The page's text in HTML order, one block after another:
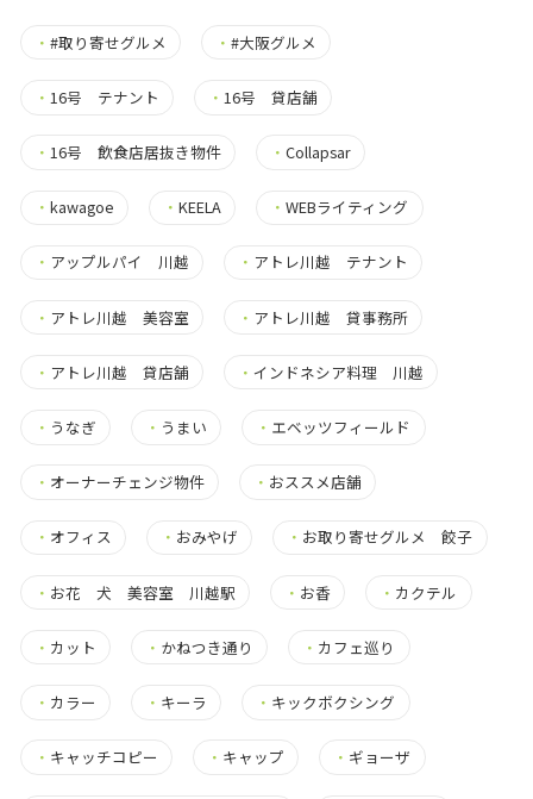
・ #取り寄せグルメ ・#大阪グルメ
・ 16号 テナント ・16号 貸店舗
・ 16号 飲食店居抜き物件 ・Collapsar
・ kawagoe ・KEELA ・WEBライティング
・ アップルパイ 川越 ・ アトレ川越 テナント
・ アトレ川越 美容室 ・ アトレ川越 貸事務所
・ アトレ川越 貸店舗 ・ インドネシア料理 川越
・ うなぎ ・ うまい ・ エベッツフィールド
・ オーナーチェンジ物件 ・ おススメ店舗
・ オフィス ・ おみやげ ・ お取り寄せグルメ 餃子
・ お花 犬 美容室 川越駅 ・ お香 ・ カクテル
・ カット ・ かねつき通り ・ カフェ巡り
・ カラー ・ キーラ ・ キックボクシング
・ キャッチコピー ・ キャップ ・ ギョーザ